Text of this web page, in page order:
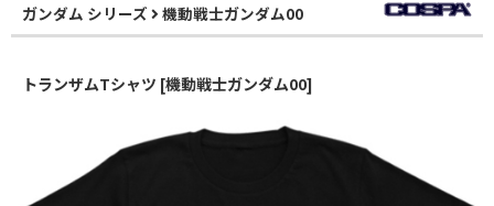
ガンダム シリーズ 機動戦士ガンダム00
トランザムTシャツ [機動戦士ガンダム00]